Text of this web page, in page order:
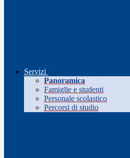
Servizi
Panoramica
Famiglie e studenti
Personale scolastico
Percorsi di studio